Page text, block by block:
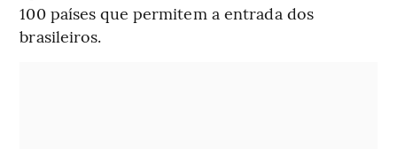
100 países que permitem a entrada dos
brasileiros.